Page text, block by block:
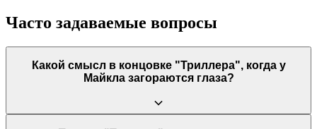
Часто задаваемые вопросы
Какой смысл в концовке "Триллера", когда у
Майкла загораются глаза?